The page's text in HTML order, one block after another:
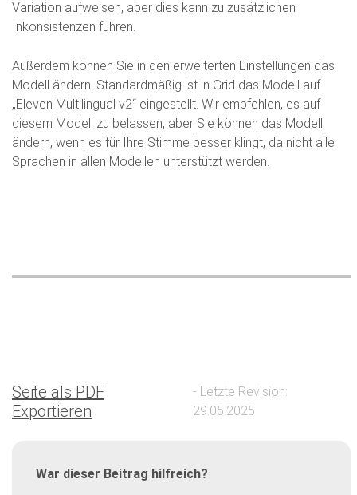
Variation aufweisen, aber dies kann zu zusätzlichen
Inkonsistenzen führen.
Außerdem können Sie in den erweiterten Einstellungen das
Modell ändern. Standardmäßig ist in Grid das Modell auf
„Eleven Multilingual v2“ eingestellt. Wir empfehlen, es auf
diesem Modell zu belassen, aber Sie können das Modell
ändern, wenn es für Ihre Stimme besser klingt, da nicht alle
Sprachen in allen Modellen unterstützt werden.
Seite als PDF
Exportieren
- Letzte Revision:
29.05.2025
War dieser Beitrag hilfreich?